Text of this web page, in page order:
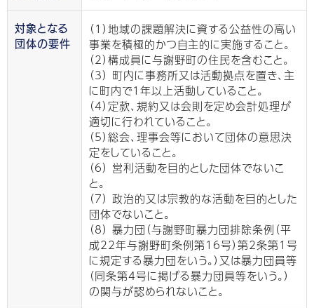
対象となる
団体の要件
（1）地域の課題解決に資する公益性の高い
事業を積極的かつ自主的に実施すること。
（2）構成員に与謝野町の住民を含むこと。
（3） 町内に事務所又は活動拠点を置き、主
に町内で1年以上活動していること。
（4）定款、規約又は会則を定め会計処理が
適切に行われていること。
（5）総会、理事会等において団体の意思決
定をしていること。
（6） 営利活動を目的とした団体でないこ
と。
（7） 政治的又は宗教的な活動を目的とした
団体でないこと。
（8） 暴力団（与謝野町暴力団排除条例（平
成22年与謝野町条例第16号）第2条第1号
に規定する暴力団をいう。）又は暴力団員等
（同条第4号に掲げる暴力団員等をいう。）
の関与が認められないこと。